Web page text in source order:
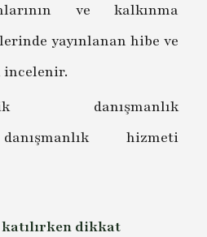
ve kalkınma
yayınlanan hibe ve
incelenir.
danışmanlık
hizmeti
dikkat